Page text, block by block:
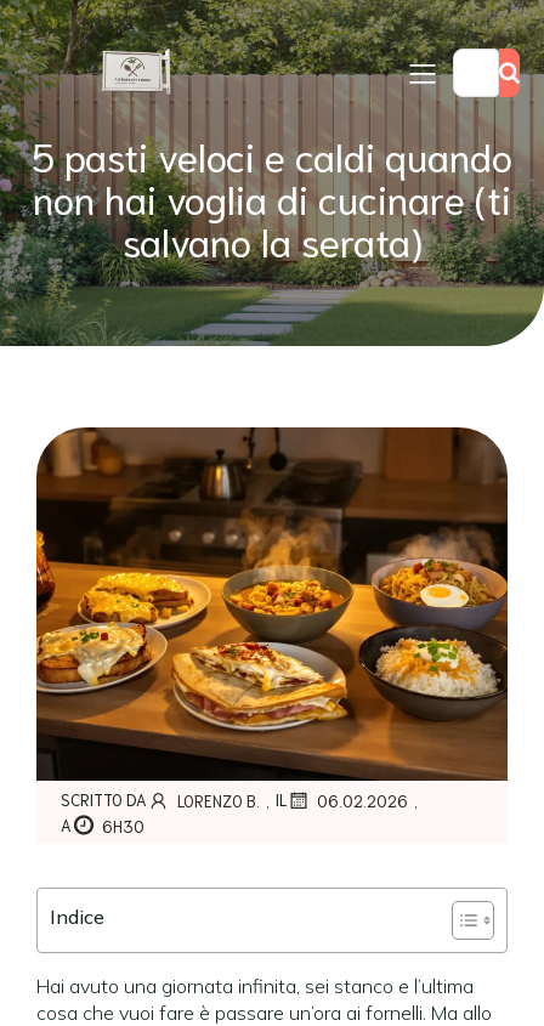
5 pasti veloci e caldi quando
non hai voglia di cucinare (ti
salvano la serata)
SCRITTO DA LORENZO B. , IL 06.02.2026 ,
A 6H30
Indice
Hai avuto una giornata infinita, sei stanco e l’ultima
cosa che vuoi fare è passare un’ora ai fornelli. Ma allo